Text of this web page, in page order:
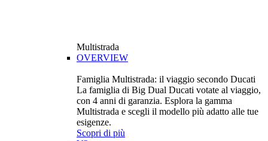
Multistrada
OVERVIEW
Famiglia Multistrada: il viaggio secondo Ducati
La famiglia di Big Dual Ducati votate al viaggio,
con 4 anni di garanzia. Esplora la gamma
Multistrada e scegli il modello più adatto alle tue
esigenze.
Scopri di più